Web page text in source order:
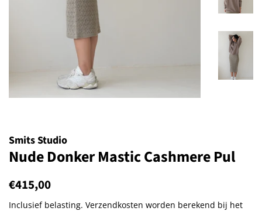
Smits Studio
Nude Donker Mastic Cashmere Pul
Normale
€415,00
Inclusief belasting. Verzendkosten worden berekend bij het